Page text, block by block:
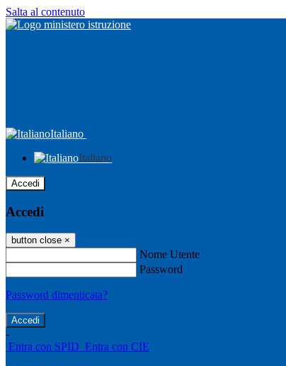
Salta al contenuto
Italiano
Italiano
Accedi
Accedi
button close ×
Nome Utente
Password
Password dimenticata?
-
Entra con SPID Entra con CIE